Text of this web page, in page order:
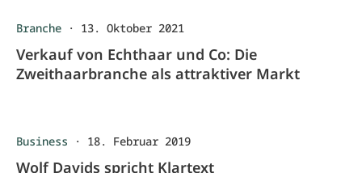
Branche · 13. Oktober 2021
Verkauf von Echthaar und Co: Die
Zweithaarbranche als attraktiver Markt
Business · 18. Februar 2019
Wolf Davids spricht Klartext